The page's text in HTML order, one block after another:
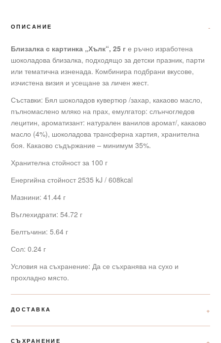
ОПИСАНИЕ
Близалка с картинка „Хълк“, 25 г е ръчно изработена
шоколадова близалка, подходящо за детски празник, парти
или тематична изненада. Комбинира подбрани вкусове,
изчистена визия и усещане за личен жест.
Съставки: Бял шоколадов кувертюр /захар, какаово масло,
пълномаслено мляко на прах, емулгатор: слънчогледов
лецитин, ароматизант: натурален ванилов аромат/, какаово
масло (4%), шоколадова трансферна хартия, хранителна
боя. Какаово съдържание – минимум 35%.
Хранителна стойност за 100 г
Енергийна стойност 2535 kJ / 608kcal
Мазнини: 41.44 г
Въглехидрати: 54.72 г
Белтъчини: 5.64 г
Сол: 0.24 г
Условия на съхранение: Да се съхранява на сухо и
прохладно място.
ДОСТАВКА
СЪХРАНЕНИЕ